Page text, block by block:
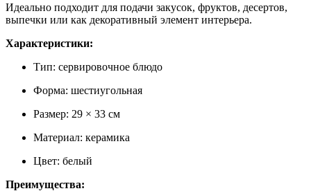
Идеально подходит для подачи закусок, фруктов, десертов,
выпечки или как декоративный элемент интерьера.
Характеристики:
Тип: сервировочное блюдо
Форма: шестиугольная
Размер: 29 × 33 см
Материал: керамика
Цвет: белый
Преимущества: